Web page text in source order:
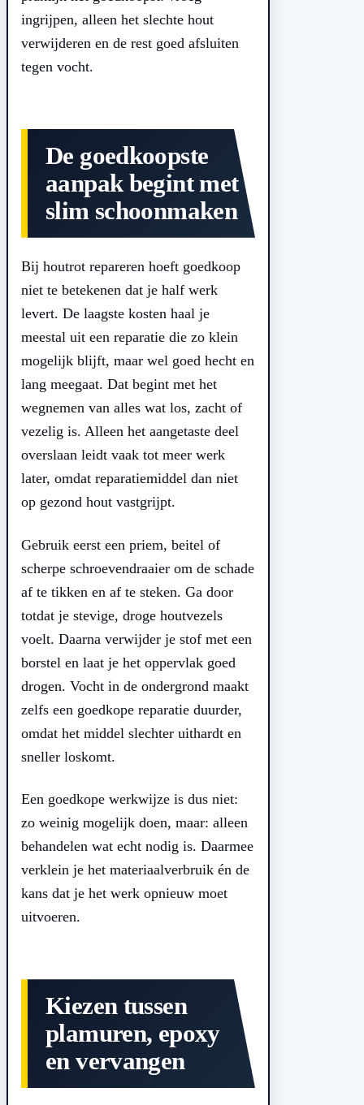
ingrijpen, alleen het slechte hout
verwijderen en de rest goed afsluiten
tegen vocht.
De goedkoopste
aanpak begint met
slim schoonmaken
Bij houtrot repareren hoeft goedkoop
niet te betekenen dat je half werk
levert. De laagste kosten haal je
meestal uit een reparatie die zo klein
mogelijk blijft, maar wel goed hecht en
lang meegaat. Dat begint met het
wegnemen van alles wat los, zacht of
vezelig is. Alleen het aangetaste deel
overslaan leidt vaak tot meer werk
later, omdat reparatiemiddel dan niet
op gezond hout vastgrijpt.
Gebruik eerst een priem, beitel of
scherpe schroevendraaier om de schade
af te tikken en af te steken. Ga door
totdat je stevige, droge houtvezels
voelt. Daarna verwijder je stof met een
borstel en laat je het oppervlak goed
drogen. Vocht in de ondergrond maakt
zelfs een goedkope reparatie duurder,
omdat het middel slechter uithardt en
sneller loskomt.
Een goedkope werkwijze is dus niet:
zo weinig mogelijk doen, maar: alleen
behandelen wat echt nodig is. Daarmee
verklein je het materiaalverbruik én de
kans dat je het werk opnieuw moet
uitvoeren.
Kiezen tussen
plamuren, epoxy
en vervangen